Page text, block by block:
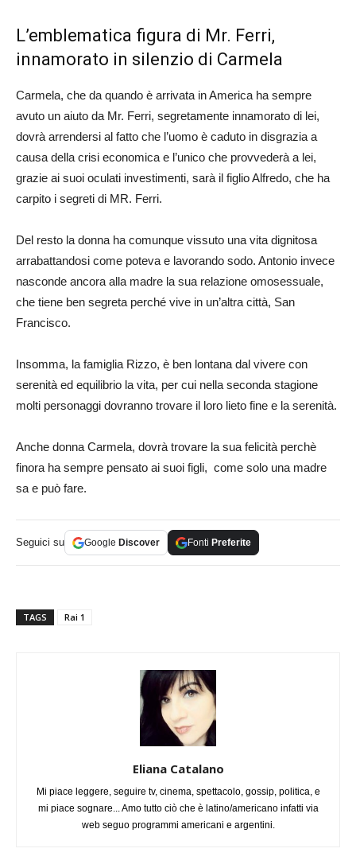
L’emblematica figura di Mr. Ferri,
innamorato in silenzio di Carmela
Carmela, che da quando è arrivata in America ha sempre
avuto un aiuto da Mr. Ferri, segretamente innamorato di lei,
dovrà arrendersi al fatto che l’uomo è caduto in disgrazia a
causa della crisi economica e l’unico che provvederà a lei,
grazie ai suoi oculati investimenti, sarà il figlio Alfredo, che ha
carpito i segreti di MR. Ferri.
Del resto la donna ha comunque vissuto una vita dignitosa
arrabattandosi come poteva e lavorando sodo. Antonio invece
nasconde ancora alla madre la sua relazione omosessuale,
che tiene ben segreta perché vive in un’altra città, San
Francisco.
Insomma, la famiglia Rizzo, è ben lontana dal vivere con
serenità ed equilibrio la vita, per cui nella seconda stagione
molti personaggi dovranno trovare il loro lieto fine e la serenità.
Anche donna Carmela, dovrà trovare la sua felicità perchè
finora ha sempre pensato ai suoi figli, come solo una madre
sa e può fare.
Seguici su Google Discover Fonti Preferite
TAGS Rai 1
Eliana Catalano
Mi piace leggere, seguire tv, cinema, spettacolo, gossip, politica, e
mi piace sognare... Amo tutto ciò che è latino/americano infatti via
web seguo programmi americani e argentini.